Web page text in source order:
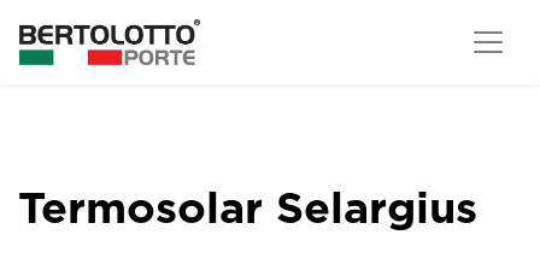
Termosolar Selargius